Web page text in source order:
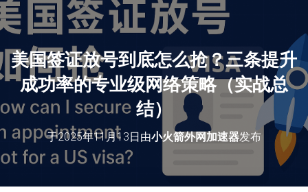
美国签证放号到底怎么抢？三条提升
成功率的专业级网络策略（实战总
结）
于2025年11月13日 由小火箭外网加速器发布